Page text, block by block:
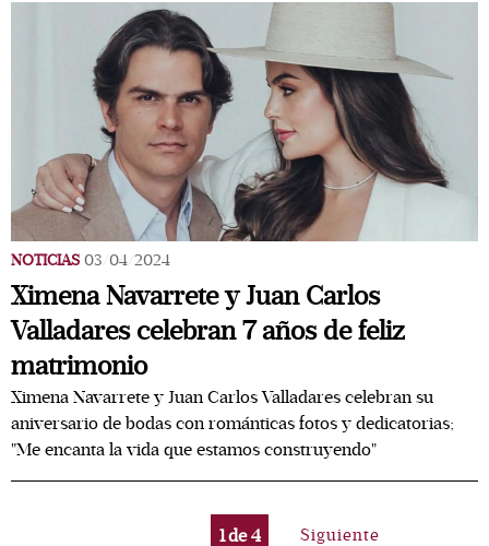
NOTICIAS 03/04/2024
Ximena Navarrete y Juan Carlos
Valladares celebran 7 años de feliz
matrimonio
Ximena Navarrete y Juan Carlos Valladares celebran su
aniversario de bodas con románticas fotos y dedicatorias;
"Me encanta la vida que estamos construyendo"
1de4 Siguiente